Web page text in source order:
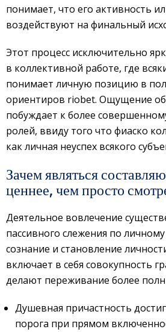
понимает, что его активность
воздействуют на финальный
Этот процесс исключительно
в коллективной работе, где
понимает личную позицию в
ориентиров riobet. Ощущение
побуждает к более
ролей, ввиду того что фиаско
как личная неуспех всякого
Зачем являться
ценнее, чем просто
Деятельное вовлечение
пассивного слежения по
сознание и становление
включает в себя совокупность
делают переживание более
Душевная причастность
порога при прямом